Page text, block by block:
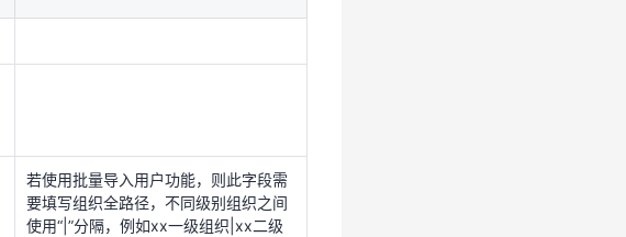
要填写组织全路径，不同级别组织之间
定”，若想将用户进行解锁正常登录，请
点击更多的解锁按钮 。
若使用批量导入用户功能，则此字段需
要填写组织全路径，不同级别组织之间
使用“|”分隔，例如xx一级组织|xx二级